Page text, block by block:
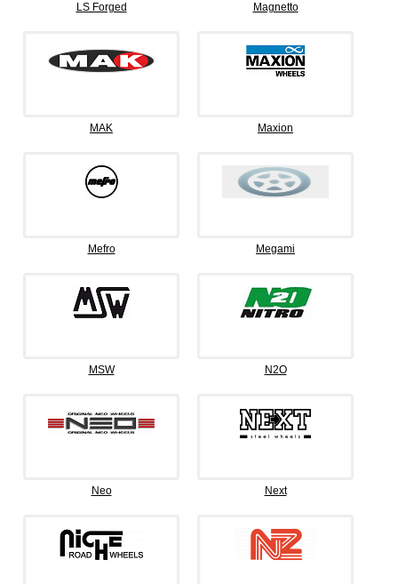
LS Forged Magnetto
MAK Maxion
Mefro Megami
MSW N2O
Neo Next